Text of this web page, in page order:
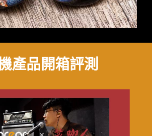
產品開箱評測